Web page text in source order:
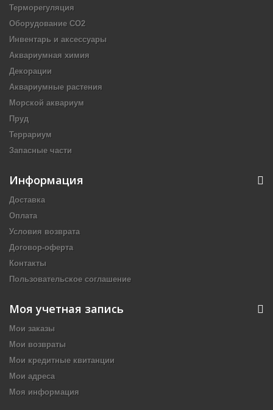
Терморегуляция
Оборудование CO2
Инвентарь и аксессуары
Аквариумная химия
Декорации
Аквариумные растения
Морской аквариум
Пруд
Террариум
Запасные части
Информация
Доставка
Оплата
Условия возврата
Договор-оферта
Контакты
Пользовательское соглашение
Моя учетная запись
Мои заказы
Мои возвраты
Мои кредитные квитанции
Мои адреса
Моя информация